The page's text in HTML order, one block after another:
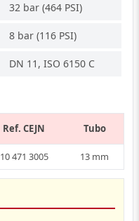
32 bar (464 PSI)
8 bar (116 PSI)
DN 11, ISO 6150 C
Ref. CEJN Tubo
10 471 3005 13 mm